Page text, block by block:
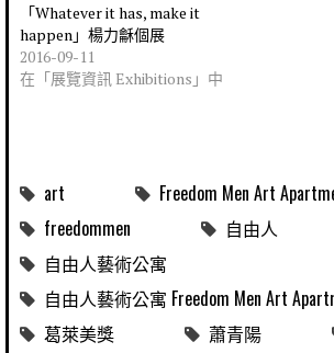
「Whatever it has, make it
happen」楊力龢個展
2016-09-11
在「展覽資訊 Exhibitions」中
art
Freedom Men Art
freedommen
自由人
自由人藝術公寓
自由人藝術公寓 Freedom Men Art
葛萊美獎
蕭青陽